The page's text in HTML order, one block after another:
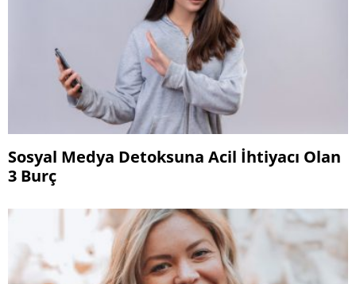
Sosyal Medya Detoksuna Acil İhtiyacı Olan
3 Burç